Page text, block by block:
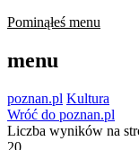
Pominąłeś menu
menu
poznan.pl Kultura
Wróć do poznan.pl
Liczba wyników na